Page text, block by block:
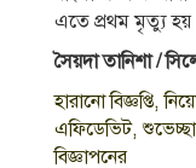
এতে প্রথম মৃত্যু হয়
সৈয়দা তানিশা /
হারানো বিজ্ঞপ্তি,
এফিডেভিট,
বিজ্ঞাপনের